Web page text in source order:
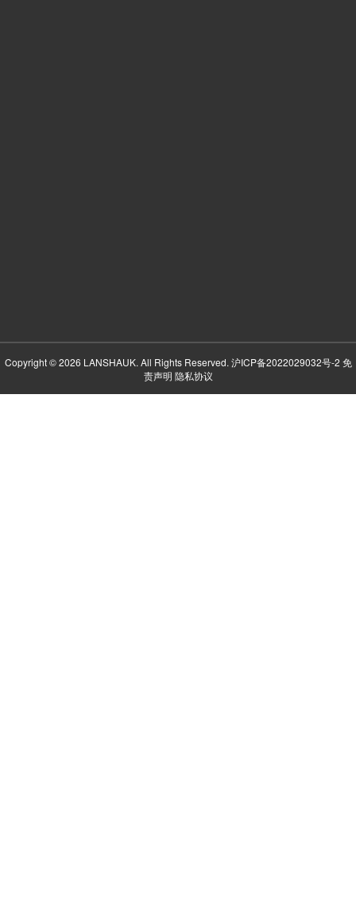
Copyright © 2026 LANSHAUK. All Rights Reserved. 沪ICP备2022029032号-2 免
责声明 隐私协议